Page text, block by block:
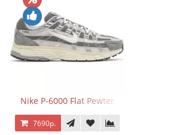
Nike P-6000 Flat Pewter
7690р.